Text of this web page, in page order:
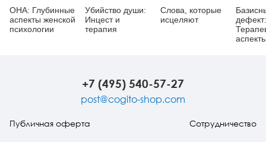
ОНА: Глубинные
аспекты женской
психологии
Убийство души:
Инцест и
терапия
Слова, которые
исцеляют
дефект:
+7 (495) 540-57-27
post@cogito-shop.com
Публичная оферта Сотрудничество